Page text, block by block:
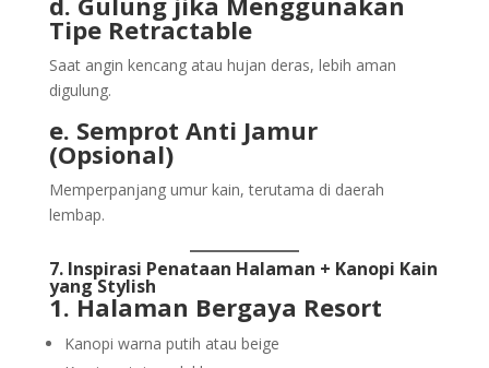
Tipe Retractable
Saat angin kencang atau hujan deras, lebih aman
digulung.
e. Semprot Anti Jamur
(Opsional)
Memperpanjang umur kain, terutama di daerah
lembap.
7. Inspirasi Penataan Halaman + Kanopi Kain
yang Stylish
1. Halaman Bergaya Resort
Kanopi warna putih atau beige